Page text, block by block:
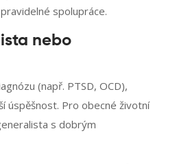
spolupráce.
nebo
(např. PTSD, OCD),
úspěšnost. Pro obecné životní
s dobrým